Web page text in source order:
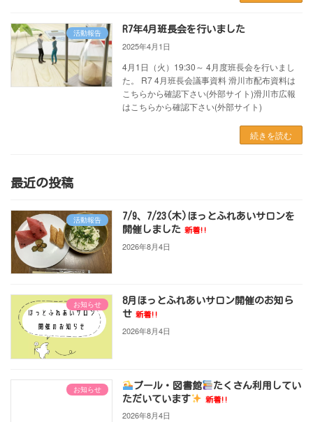
活動報告 R7年4月班長会を行いました
2025年4月1日
4月1日（火）19:30～ 4月度班長会を行いまし
た。 R7 4月班長会議事資料 滑川市配布資料は
こちらから確認下さい(外部サイト)滑川市広報
はこちらから確認下さい(外部サイト)
続きを読む
最近の投稿
活動報告
7/9、7/23(木)ほっとふれあいサロンを
開催しました 新着!!
2026年8月4日
お知らせ
8月ほっとふれあいサロン開催のお知ら
せ 新着!!
2026年8月4日
お知らせ プール・図書館
たくさん利用してい
ただいています
新着!!
2026年8月4日